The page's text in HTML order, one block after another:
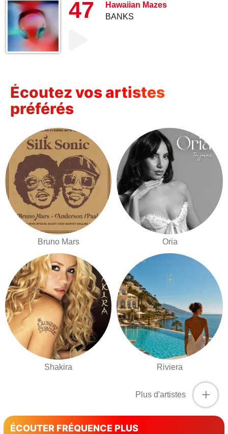
47
Hawaiian Mazes
BANKS
Écoutez vos artistes
préférés
Bruno Mars Oria
Shakira Riviera
+
Plus d'artistes
ÉCOUTER FRÉQUENCE PLUS